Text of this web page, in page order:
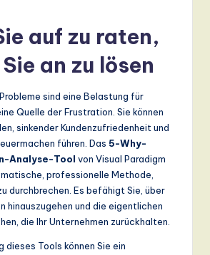
auf zu raten,
an zu lösen
sind eine Belastung für
Quelle der Frustration. Sie können
sinkender Kundenzufriedenheit und
führen. Das 5-Why-
Analyse-Tool von Visual Paradigm
professionelle Methode,
durchbrechen. Es befähigt Sie, über
hinauszugehen und die eigentlichen
die Ihr Unternehmen zurückhalten.
dieses Tools können Sie ein